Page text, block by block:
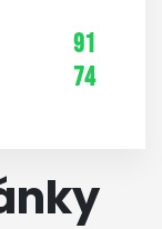
91
74